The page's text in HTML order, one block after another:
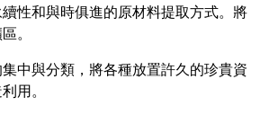
性和與時俱進的原材料提取方式。將
。
中與分類，將各種放置許久的珍貴資
用。